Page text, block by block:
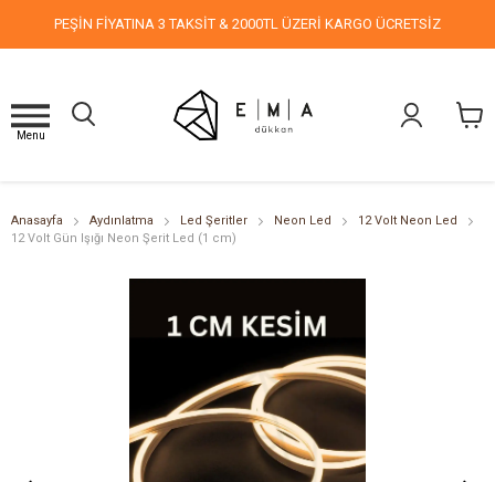
PEŞİN FİYATINA 3 TAKSİT & 2000TL ÜZERİ KARGO ÜCRETSİZ
Menu
Anasayfa Aydınlatma Led Şeritler Neon Led
12 Volt Neon Led
12 Volt Gün Işığı Neon Şerit Led (1 cm)